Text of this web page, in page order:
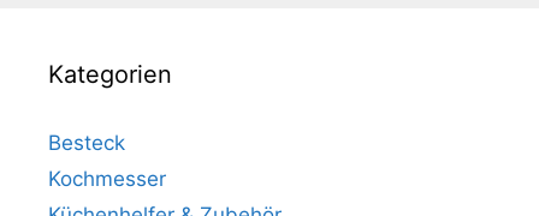
Kategorien
Besteck
Kochmesser